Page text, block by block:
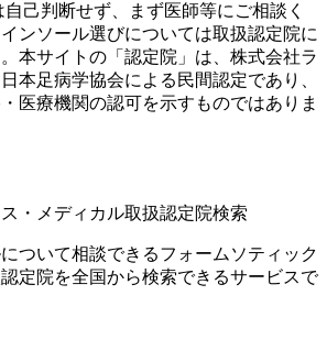
己判断せず、まず医師等にご相談く
ンソール選びについては取扱認定院に
本サイトの「認定院」は、株式会社ラ
本足病学協会による民間認定であり、
医療機関の認可を示すものではありま
・メディカル取扱認定院検索
ついて相談できるフォームソティック
定院を全国から検索できるサービスで